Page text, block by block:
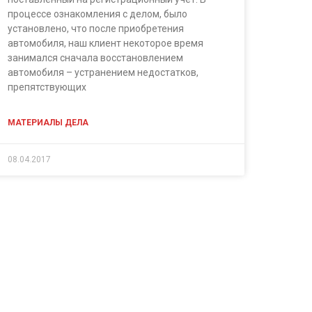
процессе ознакомления с делом, было
установлено, что после приобретения
автомобиля, наш клиент некоторое время
занимался сначала восстановлением
автомобиля – устранением недостатков,
препятствующих
МАТЕРИАЛЫ ДЕЛА
08.04.2017